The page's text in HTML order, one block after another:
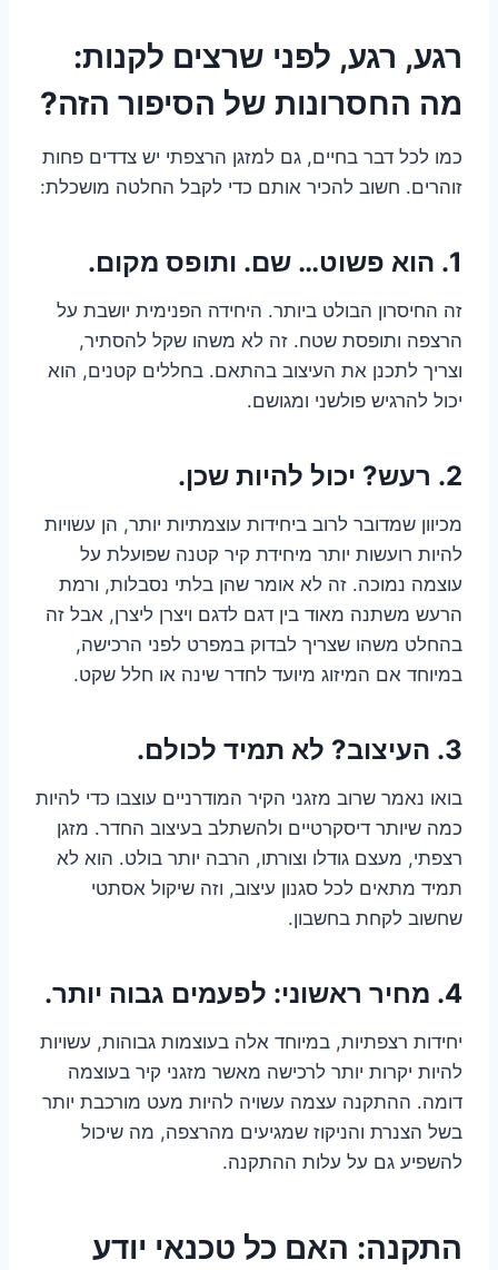
רגע, רגע, לפני שרצים לקנות:
מה החסרונות של הסיפור הזה?
כמו לכל דבר בחיים, גם למזגן הרצפתי יש צדדים פחות
זוהרים. חשוב להכיר אותם כדי לקבל החלטה מושכלת:
1. הוא פשוט… שם. ותופס מקום.
זה החיסרון הבולט ביותר. היחידה הפנימית יושבת על
הרצפה ותופסת שטח. זה לא משהו שקל להסתיר,
וצריך לתכנן את העיצוב בהתאם. בחללים קטנים, הוא
יכול להרגיש פולשני ומגושם.
2. רעש? יכול להיות שכן.
מכיוון שמדובר לרוב ביחידות עוצמתיות יותר, הן עשויות
להיות רועשות יותר מיחידת קיר קטנה שפועלת על
עוצמה נמוכה. זה לא אומר שהן בלתי נסבלות, ורמת
הרעש משתנה מאוד בין דגם לדגם ויצרן ליצרן, אבל זה
בהחלט משהו שצריך לבדוק במפרט לפני הרכישה,
במיוחד אם המיזוג מיועד לחדר שינה או חלל שקט.
3. העיצוב? לא תמיד לכולם.
בואו נאמר שרוב מזגני הקיר המודרניים עוצבו כדי להיות
כמה שיותר דיסקרטיים ולהשתלב בעיצוב החדר. מזגן
רצפתי, מעצם גודלו וצורתו, הרבה יותר בולט. הוא לא
תמיד מתאים לכל סגנון עיצוב, וזה שיקול אסתטי
שחשוב לקחת בחשבון.
4. מחיר ראשוני: לפעמים גבוה יותר.
יחידות רצפתיות, במיוחד אלה בעוצמות גבוהות, עשויות
להיות יקרות יותר לרכישה מאשר מזגני קיר בעוצמה
דומה. ההתקנה עצמה עשויה להיות מעט מורכבת יותר
בשל הצנרת והניקוז שמגיעים מהרצפה, מה שיכול
להשפיע גם על עלות ההתקנה.
התקנה: האם כל טכנאי יודע